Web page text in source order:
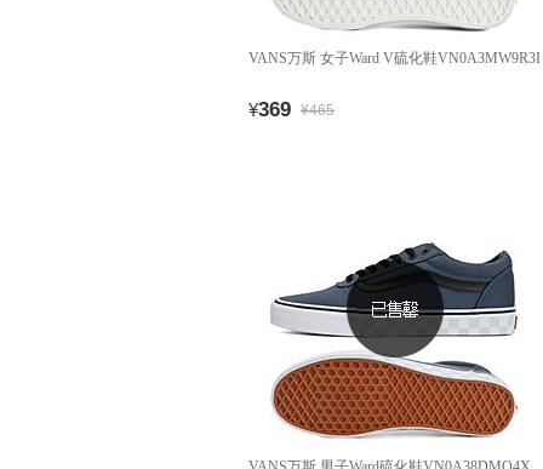
VANS万斯 女子Ward V硫化鞋VN0A3MW9R3I
¥369 ¥465